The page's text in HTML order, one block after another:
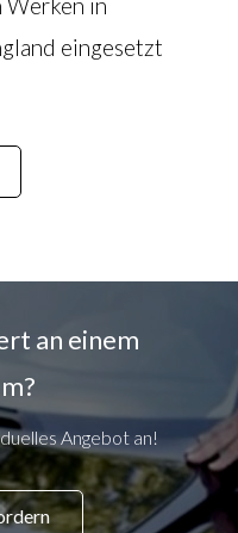
Werken in
eingesetzt
an einem
Angebot an!